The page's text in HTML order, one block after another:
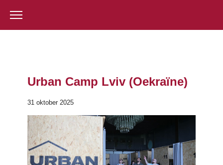
Urban Camp Lviv (Oekraïne)
31 oktober 2025